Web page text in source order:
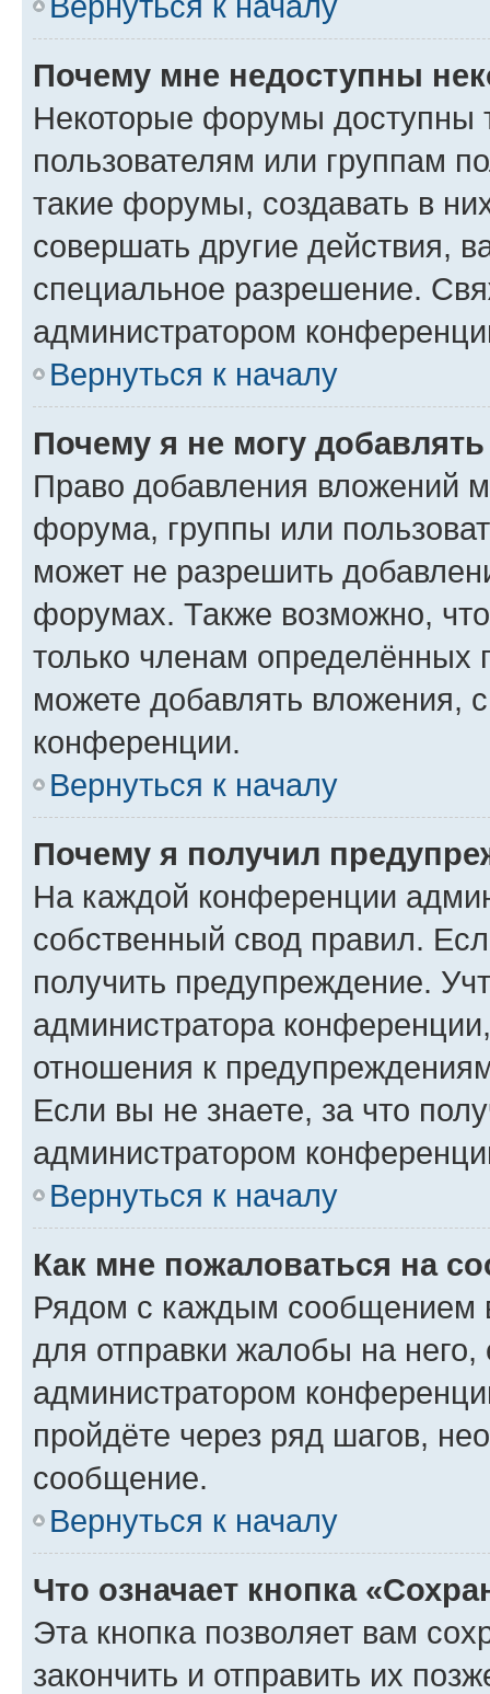
Почему мне недоступны
Некоторые форумы доступны
пользователям или группам
такие форумы, создавать в
совершать другие действия,
специальное разрешение.
администратором
Вернуться к началу
Почему я не могу
Право добавления вложений
форума, группы или
может не разрешить
форумах. Также возможно,
только членам определённых
можете добавлять вложения,
конференции.
Вернуться к началу
Почему я получил
На каждой конференции
собственный свод правил.
получить предупреждение.
администратора
отношения к
Если вы не знаете, за что
администратором
Вернуться к началу
Как мне пожаловаться на
Рядом с каждым сообщением
для отправки жалобы на
администратором
пройдёте через ряд шагов,
сообщение.
Вернуться к началу
Что означает кнопка
Эта кнопка позволяет вам
закончить и отправить их